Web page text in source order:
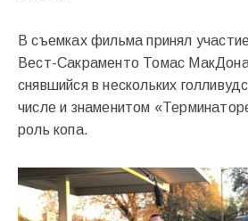
В съемках фильма принял
Вест-Сакраменто Томас
снявшийся в нескольких
числе и знаменитом
роль копа.